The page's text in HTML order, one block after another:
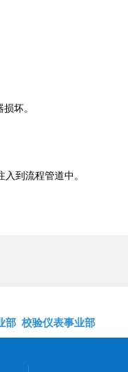
坏。
到流程管道中。
部 校验仪表事业部